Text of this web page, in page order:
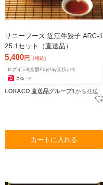
サニーフーズ 近江牛餃子 ARC-1
25 1セット（直送品）
5,400円 （税込）
ログイン&全額PayPay支払いで
5%
LOHACO 直送品グループ1から発送
カートに入れる